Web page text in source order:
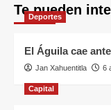
Te pueden
Deportes
El Águila cae
Jan Xahuentitla 6
Capital